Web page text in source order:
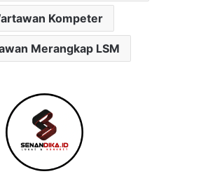
Kompeter
Merangkap LSM